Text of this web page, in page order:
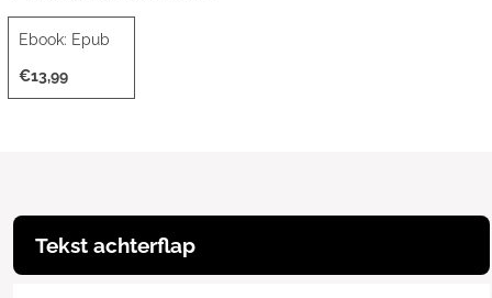
Ebook: Epub
€13,99
Tekst achterflap